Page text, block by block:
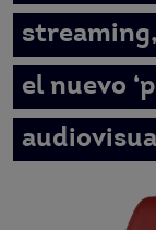
streaming,
el nuevo